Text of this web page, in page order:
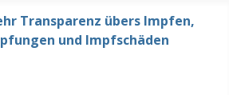
Transparenz übers Impfen,
und Impfschäden